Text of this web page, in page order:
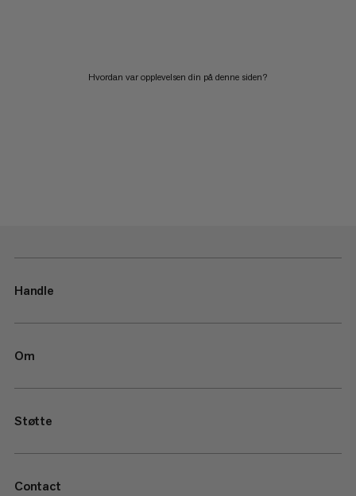
Hvordan var opplevelsen din på denne siden?
Handle
Om
Støtte
Contact